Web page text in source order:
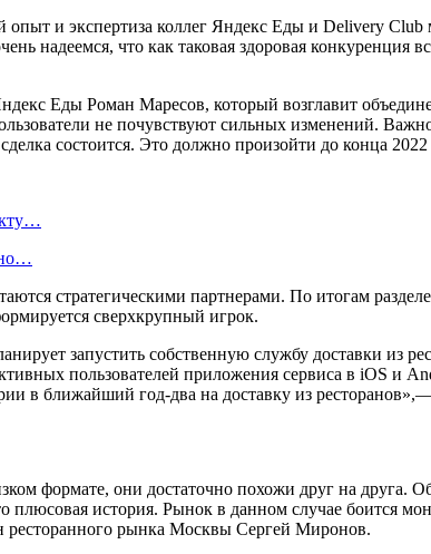
опыт и экспертиза коллег Яндекс Еды и Delivery
надеемся, что как таковая здоровая конкуренция
Еды Роман Маресов, который возглавит
не почувствуют сильных изменений.
состоится. Это должно произойти до конца
но…
стратегическими партнерами. По итогам
сверхкрупный игрок.
запустить собственную службу доставки из
пользователей приложения сервиса в
в ближайший год-два на доставку из
формате, они достаточно похожи друг на друга.
плюсовая история. Рынок в данном случае боится
ресторанного рынка Москвы Сергей Миронов.